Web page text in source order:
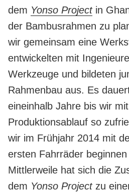
dem Yonso Projectin
der Bambusrahmen zu
wir gemeinsam eine
entwickelten mit
Werkzeuge und bildeten
Rahmenbau aus. Es
eineinhalb Jahre bis wir
Produktionsablauf so
wir im Frühjahr 2014 mit
ersten Fahrräder
Mittlerweile hat sich die
dem Yonso Projectzu